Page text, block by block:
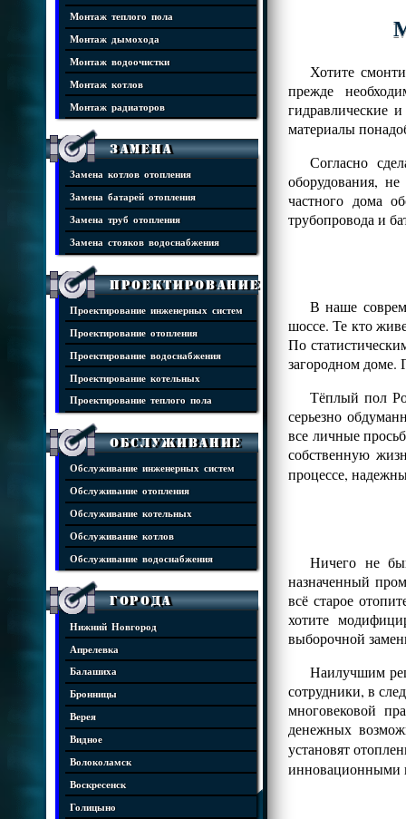
Монтаж теплого пола
Монтаж дымохода
Монтаж водоочистки
Монтаж котлов
Монтаж радиаторов
Замена
Замена котлов отопления
Замена батарей отопления
Замена труб отопления
Замена стояков водоснабжения
Проектирование
Проектирование инженерных систем
Проектирование отопления
Проектирование водоснабжения
Проектирование котельных
Проектирование теплого пола
Обслуживание
Обслуживание инженерных систем
Обслуживание отопления
Обслуживание котельных
Обслуживание котлов
Обслуживание водоснабжения
Города
Нижний Новгород
Апрелевка
Балашиха
Бронницы
Верея
Видное
Волоколамск
Воскресенск
Голицыно
Хотите
прежде
гидравлические
материалы
Согласно
оборудования,
частного дома
трубопровода и
В наше
шоссе. Те кто
По
загородном доме.
Тёплый пол
серьезно
все личные
собственную
процессе,
Ничего не
назначенный
всё старое
хотите
выборочной
Наилучшим
сотрудники, в
многовековой
денежных
установят